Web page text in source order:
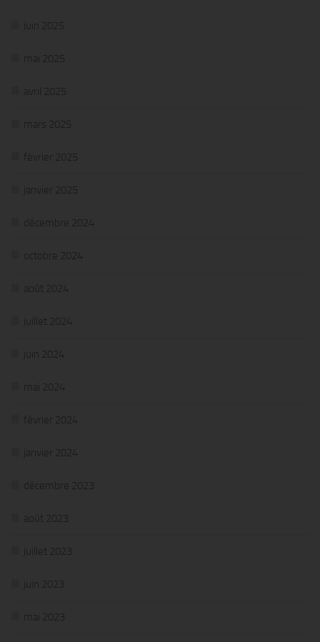
juin 2025
mai 2025
avril 2025
mars 2025
février 2025
janvier 2025
décembre 2024
octobre 2024
août 2024
juillet 2024
juin 2024
mai 2024
février 2024
janvier 2024
décembre 2023
août 2023
juillet 2023
juin 2023
mai 2023